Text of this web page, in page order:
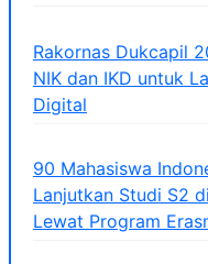
Rakornas Dukcapil
NIK dan IKD untuk
Digital
90 Mahasiswa
Lanjutkan Studi S2
Lewat Program